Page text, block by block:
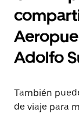
Adolfo
También
de viaje para